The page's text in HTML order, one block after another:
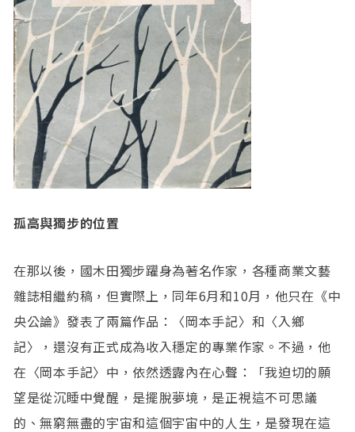
孤高與獨步的位置
在那以後，國木田獨步躍身為著名作家，各種商業文藝
雜誌相繼約稿，但實際上，同年6月和10月，他只在《中
央公論》發表了兩篇作品：〈岡本手記〉和〈入鄉
記〉，還沒有正式成為收入穩定的專業作家。不過，他
在〈岡本手記〉中，依然透露內在心聲：「我迫切的願
望是從沉睡中覺醒，是擺脫夢境，是正視這不可思議
的、無窮無盡的宇宙和這個宇宙中的人生，是發現在這